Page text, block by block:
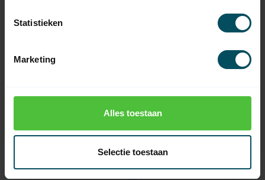
Statistieken
Marketing
Alles toestaan
Selectie toestaan
Kunststof lagerprop 8
8,95
Op voorraad
4,95